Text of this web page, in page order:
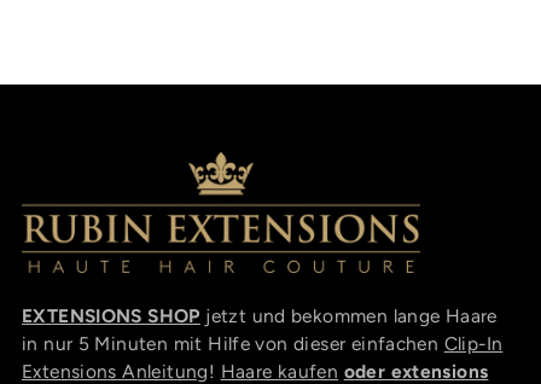
EXTENSIONS SHOP jetzt und bekommen lange Haare
in nur 5 Minuten mit Hilfe von dieser einfachen Clip-In
Extensions Anleitung! Haare kaufen oder extensions